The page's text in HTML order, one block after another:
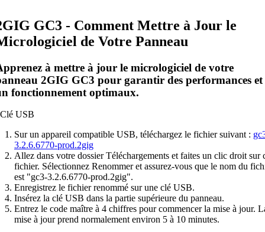
GC3 - Comment Mettre à Jour le
de Votre Panneau
à mettre à jour le micrologiciel de votre
2GIG GC3 pour garantir des performances et
fonctionnement optimaux.
Sur un appareil compatible USB, téléchargez le fichier suivant :
3.2.6.6770-prod.2gig
Allez dans votre dossier Téléchargements et faites un clic droit sur
fichier. Sélectionnez Renommer et assurez-vous que le nom du
est "gc3-3.2.6.6770-prod.2gig".
Enregistrez le fichier renommé sur une clé USB.
Insérez la clé USB dans la partie supérieure du panneau.
Entrez le code maître à 4 chiffres pour commencer la mise à jour.
mise à jour prend normalement environ 5 à 10 minutes.